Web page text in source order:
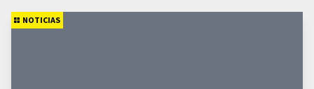
NOTICIAS